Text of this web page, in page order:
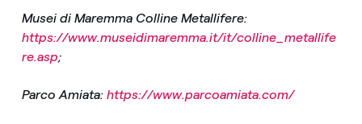
Musei di Maremma Colline Metallifere:
https://www.museidimaremma.it/it/colline_metallife
re.asp;
Parco Amiata: https://www.parcoamiata.com/